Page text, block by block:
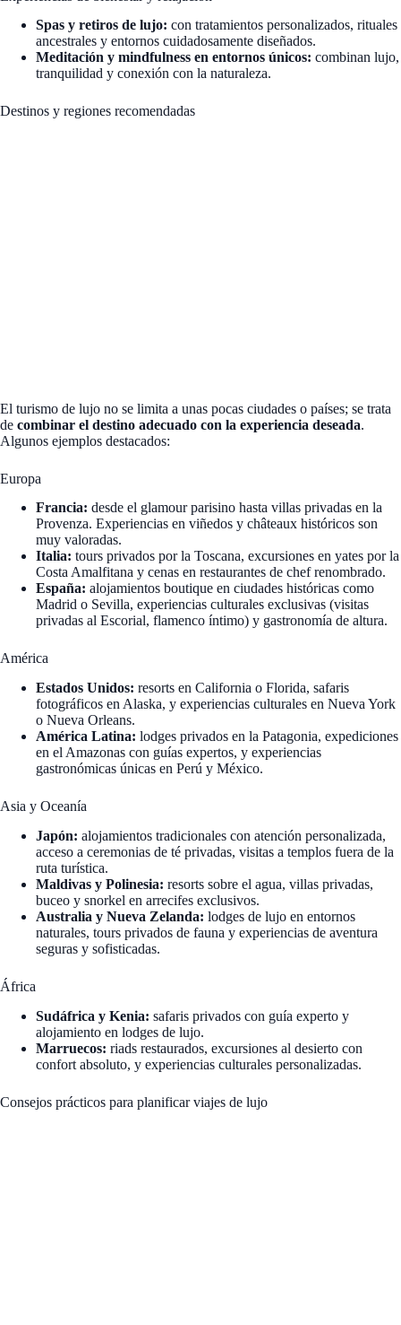
Spas y retiros de lujo: con tratamientos personalizados, rituales
ancestrales y entornos cuidadosamente diseñados.
Meditación y mindfulness en entornos únicos: combinan lujo,
tranquilidad y conexión con la naturaleza.
Destinos y regiones recomendadas
El turismo de lujo no se limita a unas pocas ciudades o países; se trata
de combinar el destino adecuado con la experiencia deseada.
Algunos ejemplos destacados:
Europa
Francia: desde el glamour parisino hasta villas privadas en la
Provenza. Experiencias en viñedos y châteaux históricos son
muy valoradas.
Italia: tours privados por la Toscana, excursiones en yates por la
Costa Amalfitana y cenas en restaurantes de chef renombrado.
España: alojamientos boutique en ciudades históricas como
Madrid o Sevilla, experiencias culturales exclusivas (visitas
privadas al Escorial, flamenco íntimo) y gastronomía de altura.
América
Estados Unidos: resorts en California o Florida, safaris
fotográficos en Alaska, y experiencias culturales en Nueva York
o Nueva Orleans.
América Latina: lodges privados en la Patagonia, expediciones
en el Amazonas con guías expertos, y experiencias
gastronómicas únicas en Perú y México.
Asia y Oceanía
Japón: alojamientos tradicionales con atención personalizada,
acceso a ceremonias de té privadas, visitas a templos fuera de la
ruta turística.
Maldivas y Polinesia: resorts sobre el agua, villas privadas,
buceo y snorkel en arrecifes exclusivos.
Australia y Nueva Zelanda: lodges de lujo en entornos
naturales, tours privados de fauna y experiencias de aventura
seguras y sofisticadas.
África
Sudáfrica y Kenia: safaris privados con guía experto y
alojamiento en lodges de lujo.
Marruecos: riads restaurados, excursiones al desierto con
confort absoluto, y experiencias culturales personalizadas.
Consejos prácticos para planificar viajes de lujo